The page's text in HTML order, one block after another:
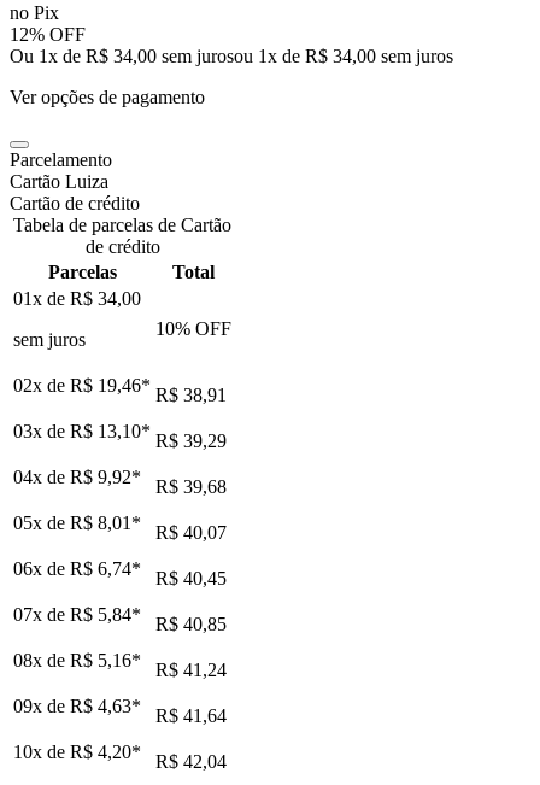
no Pix
12% OFF
Ou 1x de R$ 34,00 sem jurosou 1x de R$ 34,00 sem juros
Ver opções de pagamento
Parcelamento
Cartão Luiza
Cartão de crédito
Tabela de parcelas de Cartão
de crédito
Parcelas
Total
01x de R$ 34,00
sem juros
10% OFF
02x de R$ 19,46* R$ 38,91
03x de R$ 13,10* R$ 39,29
04x de R$ 9,92*
R$ 39,68
05x de R$ 8,01 *
R$ 40,07
06x de R$ 6,74*
R$ 40,45
07x de R$ 5,84*
R$ 40,85
08x de R$ 5,16*
R$ 41,24
09x de R$ 4,63*
R$ 41,64
10x de R$ 4,20*
R$ 42,04